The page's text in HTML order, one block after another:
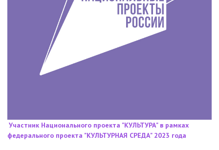
Участник Национального проекта "КУЛЬТУРА" в рамках
федерального проекта "КУЛЬТУРНАЯ СРЕДА" 2023 года